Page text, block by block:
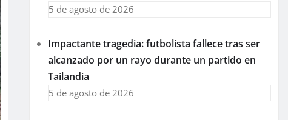
5 de agosto de 2026
Impactante tragedia: futbolista fallece tras ser
alcanzado por un rayo durante un partido en
Tailandia
5 de agosto de 2026